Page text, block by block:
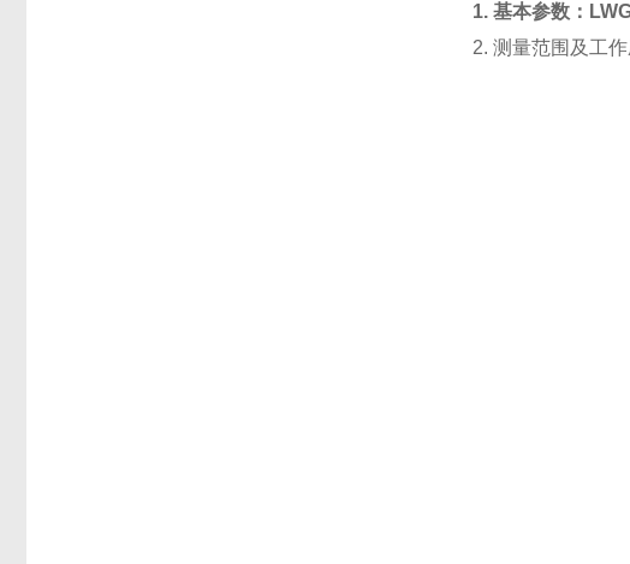
1. 基本参数：
2. 测量范围及工作